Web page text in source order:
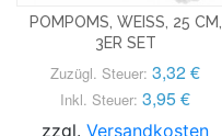
POMPOMS, WEISS, 25 CM, 3
ER SET
Zuzügl. Steuer: 3,32 €
Inkl. Steuer: 3,95 €
zzgl.Versandkosten